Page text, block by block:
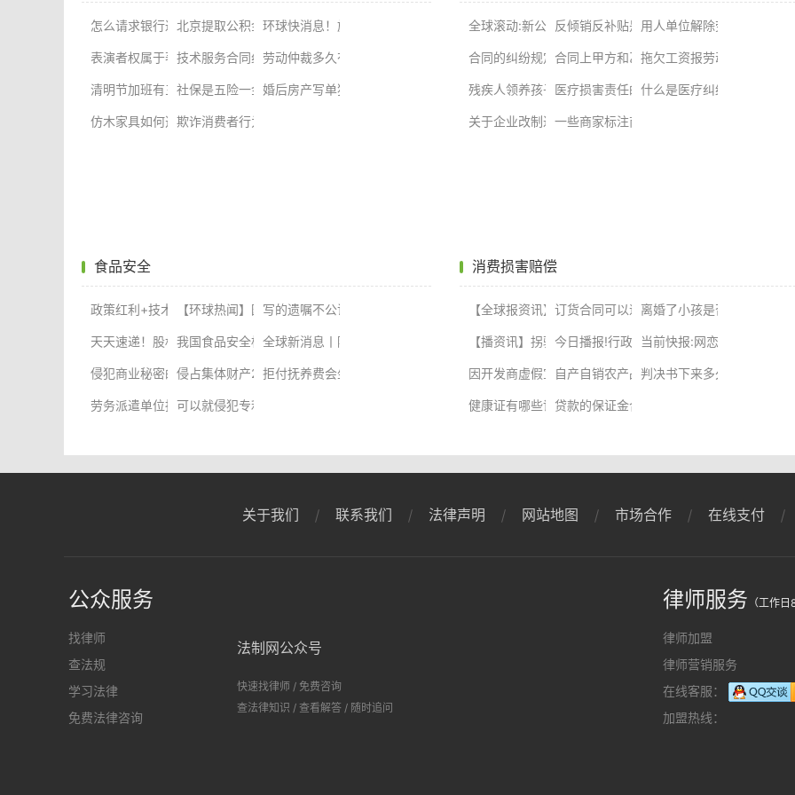
怎么请求银行返还汇款？受损失的人可以请求得利人返还取得的利益吗？|通讯
北京提取公积金需要什么材料？住房公积金管理条例第二十四条内容是什么？-环球最资讯
环球快消息！施工合同未备案有什么后果？施工合同未备案合法吗？
表演者权属于著作权吗？表演者权是什么时候产生的？
技术服务合同纠纷的常见类型有哪些?技术合同纠纷怎么处理?
劳动仲裁多久有结果？劳动仲裁流程有哪些？劳动仲裁不受理范围有哪些？
清明节加班有三薪吗？清明节有几天加班是三倍工资？
社保是五险一金吗 交五险一金不交社保还是应届生吗？
婚后房产写单独所有离婚怎么分？婚后房产证加女方名字属于共同财产吗？
仿木家具如何选购呢？正确选购仿木家具的方法有哪些？
欺诈消费者行为的表现形式有哪些呢？欺诈消费者行为的定义是什么呢？
全球滚动:新公司注册资金要求有哪些？注册资本登记条件是
反倾销反补贴是什么意思？反倾销措施可以
用人单位解除劳动合同的情
合同的纠纷规定怎么赔偿?合同纠纷如何处理?-资讯推荐
合同上甲方和乙方有什么区别？劳动合同甲
拖欠工资报劳动局几天能拿
残疾人领养孩子如何办理领养手续？领养人应提交的证件和
医疗损害责任的归责原则是什么？发生医疗
什么是医疗纠纷？医疗纠纷
关于企业改制过程中的支付方式是什么 企业改制支付方式的
一些商家标注商品售出概不负责的行为是否
食品安全
政策红利+技术创新 家装消费市场“焕新”成效显著
【环球热闻】园林绿化资质标准有哪些？工程类的企业资质包括哪些？
写的遗嘱不公证有效吗？夫妻共同财产公证费多少钱？ 全球速看料
天天速递！股权融资的特征有哪些？股权融资含义是什么？
我国食品安全标准的性质包括以下几个方面？应当有的营养要求是指什么？-视点
全球新消息丨陪嫁是夫妻共同财产么？给女儿的陪嫁是婚前财产吗？
侵犯商业秘密的认定是怎样的？侵犯商业秘密罪证据有哪些？
侵占集体财产20万如何量刑？侵占集体财产罪与其他罪的区别
拒付抚养费会坐牢吗？孩子十八岁后能起诉要抚养费不？
劳务派遣单位指的是什么？劳务派遣和劳动合同的区别是什么？
可以就侵犯专利权的赔偿数额进行调解吗？
消费损害赔偿
【全球报资讯】非婚生子女抚养协议书有法律效应吗？非
订货合同可以退吗？合同解除后质量保证金
离婚了小孩是否能改姓名？
【播资讯】拐骗和拐卖的区别是什么？拐卖妇女儿童能判多
今日播报!行政处罚后多久可以申请法院执
当前快报:网恋主动给钱算
因开发商虚假宣传造成的损失该如何赔偿？广告有哪些情形
自产自销农产品需要缴纳个人所得税吗？
判决书下来多久可以申请强
健康证有哪些误区？健康证有哪些主要检查项目？
贷款的保证金合法吗？按揭贷款需要什么条
关于我们 联系我们 法律声明 网站地图 市场合作 在线支付
公众服务
找律师
查法规
学习法律
免费法律咨询
法制网公众号
快速找律师 / 免费咨询
查法律知识 / 查看解答 / 随时追问
律师服务 （工作
律师加盟
律师营销服务
在线客服：
加盟热线：